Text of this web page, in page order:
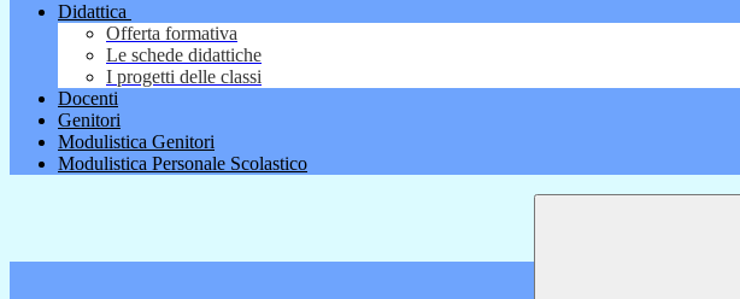
Didattica
Offerta formativa
Le schede didattiche
I progetti delle classi
Docenti
Genitori
Modulistica Genitori
Modulistica Personale Scolastico